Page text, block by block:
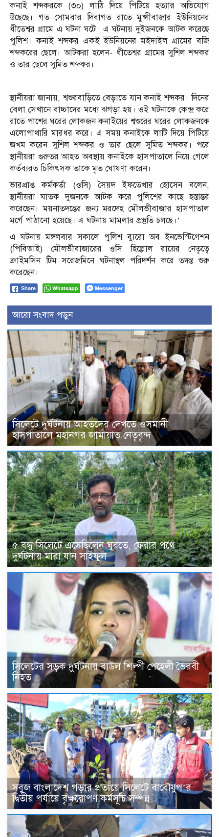
কনাই শব্দকরকে (৩০) লাঠি দিয়ে পিটিয়ে হত্যার অভিযোগ
উছেছে। গত সোমবার দিবাগত রাতে মুন্সীবাজার ইউনিয়নের
ধীতেশ্বর গ্রামে এ ঘটনা ঘটে। এ ঘটনায় দুইজনকে আটক করেছে
পুলিশ। কনাই শব্দকর একই ইউনিয়নের মইদাইল গ্রামের বজি
শব্দকরের ছেলে। আটকরা হলেন- ধীতেশ্বর গ্রামের সুশিল শব্দকর
ও তার ছেলে সুমিত শব্দকর।
স্থানীয়রা জানায়, শ্বশুরবাড়িতে বেড়াতে যান কনাই শব্দকর। দিনের
বেলা সেখানে বাচ্চাদের মধ্যে ঝগড়া হয়। ওই ঘটনাকে কেন্দ্র করে
রাতে পাশের ঘরের লোকজন কনাইয়ের শ্বশুরের ঘরের লোকজনকে
এলোপাথারি মারধর করে। এ সময় কনাইকে লাটি দিয়ে পিটিয়ে
জখম করেন সুশিল শব্দকর ও তার ছেলে সুমিত শব্দকর। পরে
স্থানীয়রা গুরুতর আহত অবস্থায় কনাইকে হাসপাতালে নিয়ে গেলে
কর্তব্যরত চিকিৎসক তাকে মৃত ঘোষণা করেন।
ভারপ্রাপ্ত কর্মকর্তা (ওসি) সৈয়দ ইফতেখার হোসেন বলেন,
স্থানীয়রা ঘাতক দুজনকে আটক করে পুলিশের কাছে হস্তান্তর
করেছেন। ময়নাতদন্তের জন্য মরদেহ মৌলভীবাজার হাসপাতাল
মর্গে পাঠানো হয়েছে। এ ঘটনায় মামলার প্রস্তুতি চলছে।’
এ ঘটনায় মঙ্গলবার সকালে পুলিশ ব্যুরো অব ইনভেস্টিগেশন
(পিবিআই) মৌলভীবাজারের ওসি হিল্লোল রায়ের নেতৃত্বে
ক্রাইমসিন টিম সরেজমিনে ঘটনাস্থল পরিদর্শন করে তদন্ত শুরু
করেছেন।
Share Whatsapp Messenger
আরো সংবাদ পড়ুন
সিলেটে দুর্ঘটনায় আহতদের দেখতে ওসমানী
হাসপাতালে মহানগর জামায়াত নেতৃবৃন্দ
৫ বন্ধু সিলেটে এসেছিলেন ঘুরতে, ফেরার পথে
দুর্ঘটনায় মারা যান সাইফুল
সিলেটের সড়ক দুর্ঘটনায় বাউল শিল্পী পেহেলী ভৈরবী
নিহত
সবুজ বাংলাদেশ গড়ার প্রত্যয়ে সিলেটে বাবৌযুপ’র
দ্বিতীয় পর্যায়ে বৃক্ষরোপণ কর্মসূচি সম্পন্ন